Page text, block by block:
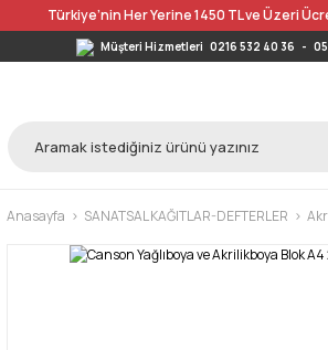
Türkiye’nin Her Yerine 1450 TL ve Üzeri
Müşteri Hizmetleri 0216 532 40 36 -
Anasayfa SANATSAL KAĞITLAR-DEFTERLER